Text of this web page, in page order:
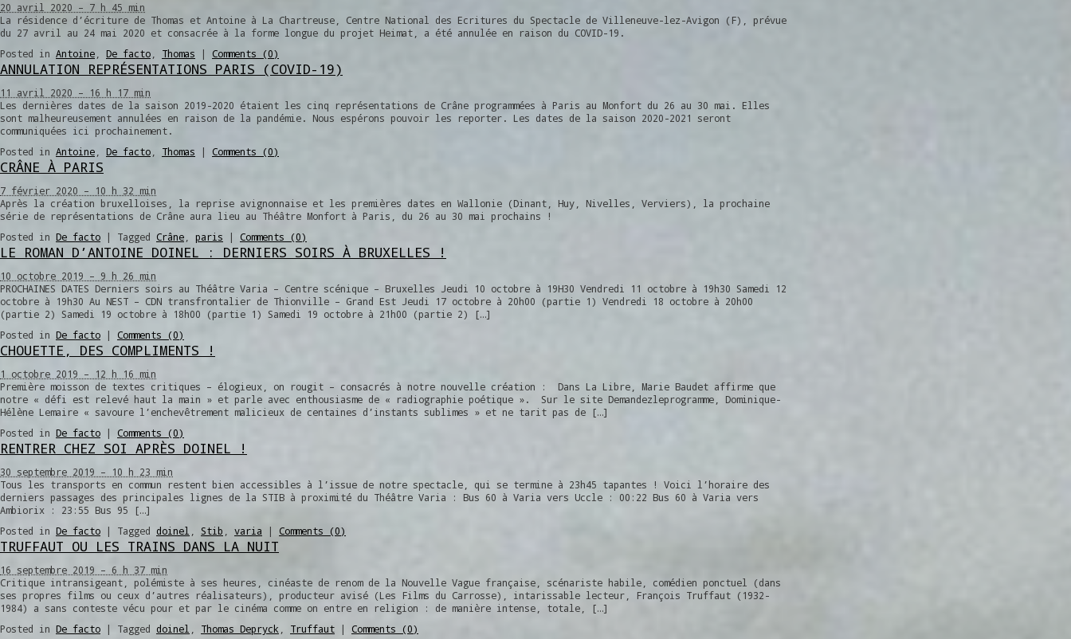
20 avril 2020 – 7 h 45 min
La résidence d’écriture de Thomas et Antoine à La Chartreuse, Centre National des Ecritures du Spectacle de Villeneuve-lez-Avigon (F), prévue
du 27 avril au 24 mai 2020 et consacrée à la forme longue du projet Heimat, a été annulée en raison du COVID-19.
Posted in Antoine De facto Thomas | Comments (0)
ANNULATION REPRÉSENTATIONS PARIS (COVID-19)
11 avril 2020 – 16 h 17 min
Les dernières dates de la saison 2019-2020 étaient les cinq représentations de Crâne programmées à Paris au Monfort du 26 au 30 mai. Elles
sont malheureusement annulées en raison de la pandémie. Nous espérons pouvoir les reporter. Les dates de la saison 2020-2021 seront
communiquées ici prochainement.
Posted in Antoine De facto Thomas | Comments (0)
CRÂNE À PARIS
7 février 2020 – 10 h 32 min
Après la création bruxelloises, la reprise avignonnaise et les premières dates en Wallonie (Dinant, Huy, Nivelles, Verviers), la prochaine
série de représentations de Crâne aura lieu au Théâtre Monfort à Paris, du 26 au 30 mai prochains !
Posted in De facto | Tagged Crâne paris | Comments (0)
LE ROMAN D’ANTOINE DOINEL : DERNIERS SOIRS À BRUXELLES !
10 octobre 2019 – 9 h 26 min
PROCHAINES DATES Derniers soirs au Théâtre Varia – Centre scénique – Bruxelles Jeudi 10 octobre à 19H30 Vendredi 11 octobre à 19h30 Samedi 12
octobre à 19h30 Au NEST – CDN transfrontalier de Thionville – Grand Est Jeudi 17 octobre à 20h00 (partie 1) Vendredi 18 octobre à 20h00
(partie 2) Samedi 19 octobre à 18h00 (partie 1) Samedi 19 octobre à 21h00 (partie 2) […]
Posted in De facto | Comments (0)
CHOUETTE, DES COMPLIMENTS !
1 octobre 2019 – 12 h 16 min
Première moisson de textes critiques – élogieux, on rougit – consacrés à notre nouvelle création : Dans La Libre, Marie Baudet affirme que
notre « défi est relevé haut la main » et parle avec enthousiasme de « radiographie poétique ». Sur le site Demandezleprogramme, Dominique-
Hélène Lemaire « savoure l’enchevêtrement malicieux de centaines d’instants sublimes » et ne tarit pas de […]
Posted in De facto | Comments (0)
RENTRER CHEZ SOI APRÈS DOINEL !
30 septembre 2019 – 10 h 23 min
Tous les transports en commun restent bien accessibles à l’issue de notre spectacle, qui se termine à 23h45 tapantes ! Voici l’horaire des
derniers passages des principales lignes de la STIB à proximité du Théâtre Varia : Bus 60 à Varia vers Uccle : 00:22 Bus 60 à Varia vers
Ambiorix : 23:55 Bus 95 […]
Posted in De facto | Tagged doinel Stib varia | Comments (0)
TRUFFAUT OU LES TRAINS DANS LA NUIT
16 septembre 2019 – 6 h 37 min
Critique intransigeant, polémiste à ses heures, cinéaste de renom de la Nouvelle Vague française, scénariste habile, comédien ponctuel (dans
ses propres films ou ceux d’autres réalisateurs), producteur avisé (Les Films du Carrosse), intarissable lecteur, François Truffaut (1932-
1984) a sans conteste vécu pour et par le cinéma comme on entre en religion : de manière intense, totale, […]
Posted in De facto | Tagged doinel Thomas Depryck Truffaut | Comments (0)